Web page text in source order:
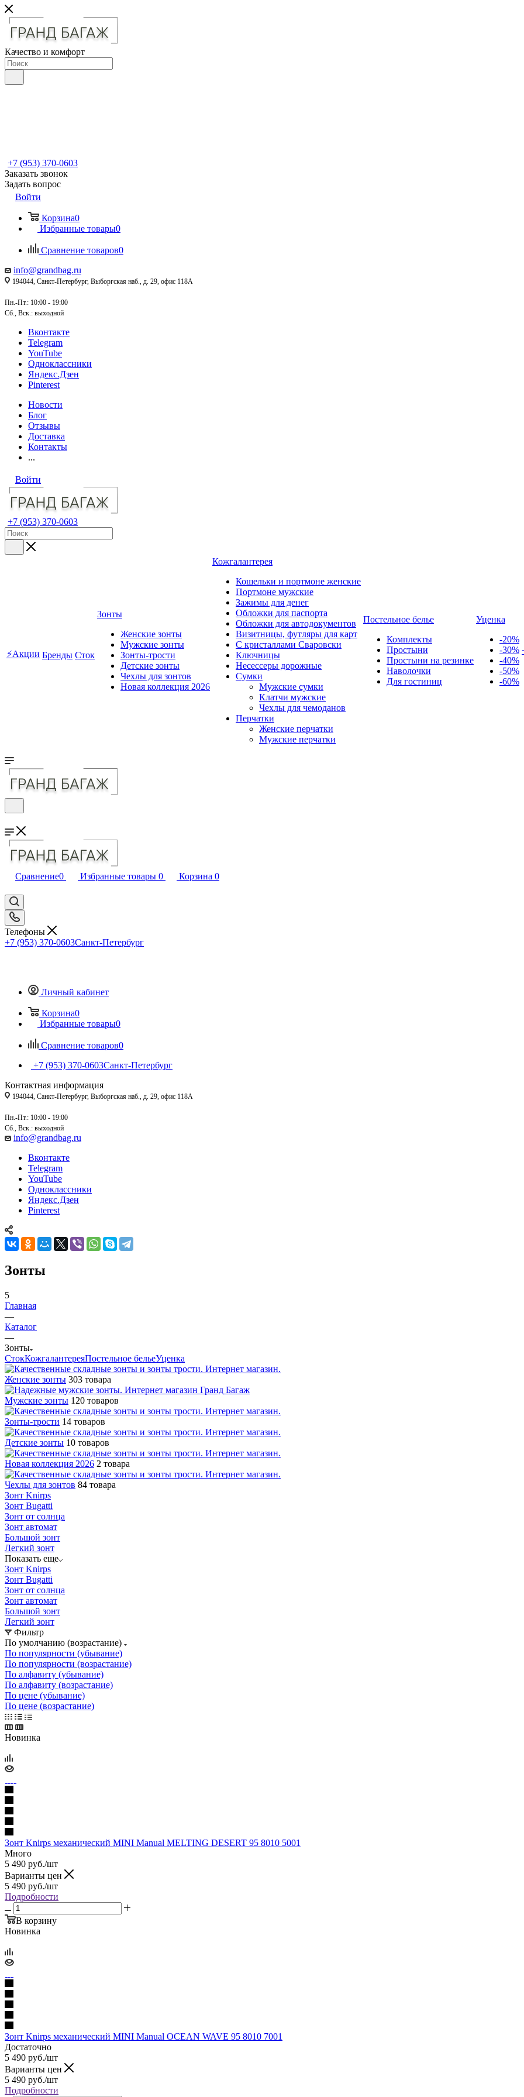
Качество и комфорт
+7 (953) 370-0603
Заказать звонок
Задать вопрос
Войти
Корзина0
Избранные товары0
Сравнение товаров0
info@grandbag.ru
194044, Санкт-Петербург, Выборгская наб., д. 29, офис 118А
Пн.-Пт.: 10:00 - 19:00
Сб., Вск.: выходной
Вконтакте
Telegram
YouTube
Одноклассники
Яндекс.Дзен
Pinterest
Новости
Блог
Отзывы
Доставка
Контакты
...
Войти
+7 (953) 370-0603
⚡Акции Бренды Сток
Зонты
Женские зонты
Мужские зонты
Зонты-трости
Детские зонты
Чехлы для зонтов
Новая коллекция 2026
Кожгалантерея
Кошельки и портмоне женские
Портмоне мужские
Зажимы для денег
Обложки для паспорта
Обложки для автодокументов
Визитницы, футляры для карт
C кристаллами Сваровски
Ключницы
Несессеры дорожные
Сумки
Мужские сумки
Клатчи мужские
Чехлы для чемоданов
Перчатки
Женские перчатки
Мужские перчатки
Постельное белье
Комплекты
Простыни
Простыни на резинке
Наволочки
Для гостиниц
Уценка
-20%
-30%
-40%
-50%
-60%
Сравнение0 Избранные товары 0 Корзина 0
Телефоны
+7 (953) 370-0603Санкт-Петербург
Личный кабинет
Корзина0
Избранные товары0
Сравнение товаров0
+7 (953) 370-0603Санкт-Петербург
Контактная информация
194044, Санкт-Петербург, Выборгская наб., д. 29, офис 118А
Пн.-Пт.: 10:00 - 19:00
Сб., Вск.: выходной
info@grandbag.ru
Вконтакте
Telegram
YouTube
Одноклассники
Яндекс.Дзен
Pinterest
Зонты
5
Главная
—
Каталог
—
Зонты
СтокКожгалантереяПостельное бельеУценка
Женские зонты 303 товара
Мужские зонты 120 товаров
Зонты-трости 14 товаров
Детские зонты 10 товаров
Новая коллекция 2026 2 товара
Чехлы для зонтов 84 товара
Зонт Knirps
Зонт Bugatti
Зонт от солнца
Зонт автомат
Большой зонт
Легкий зонт
Показать еще
Зонт Knirps
Зонт Bugatti
Зонт от солнца
Зонт автомат
Большой зонт
Легкий зонт
Фильтр
По умолчанию (возрастание)
По популярности (убывание)
По популярности (возрастание)
По алфавиту (убывание)
По алфавиту (возрастание)
По цене (убывание)
По цене (возрастание)
Новинка
Зонт Knirps механический MINI Manual MELTING DESERT 95 8010 5001
Много
5 490 руб./шт
Варианты цен
5 490 руб./шт
Подробности
В корзину
Новинка
Зонт Knirps механический MINI Manual OCEAN WAVE 95 8010 7001
Достаточно
5 490 руб./шт
Варианты цен
5 490 руб./шт
Подробности